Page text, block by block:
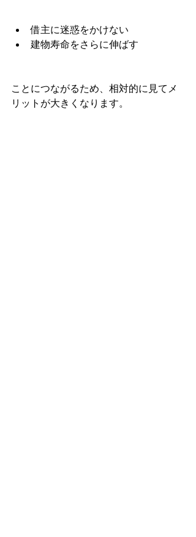
借主に迷惑をかけない
建物寿命をさらに伸ばす
ことにつながるため、相対的に見てメ
リットが大きくなります。